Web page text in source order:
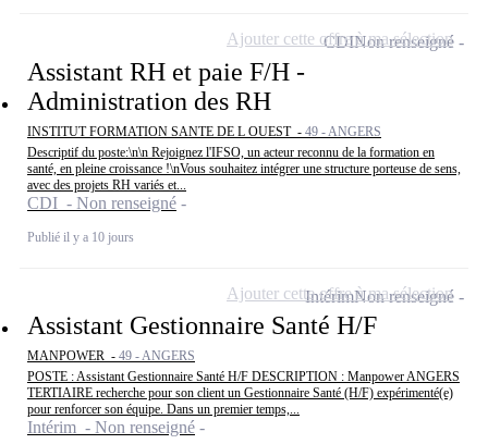
Assistant RH et paie F/H -
Administration des RH
INSTITUT FORMATION SANTE DE L OUEST - 49 - ANGERS
Descriptif du poste:\n\n Rejoignez l'IFSO, un acteur reconnu de la formation en
santé, en pleine croissance !\nVous souhaitez intégrer une structure porteuse de sens,
avec des projets RH variés et...
CDI - Non renseigné
Publié il y a 10 jours
CDINon renseigné
Ajouter cette offre à ma sélection
Assistant Gestionnaire Santé H/F
MANPOWER - 49 - ANGERS
POSTE : Assistant Gestionnaire Santé H/F DESCRIPTION : Manpower ANGERS
TERTIAIRE recherche pour son client un Gestionnaire Santé (H/F) expérimenté(e)
pour renforcer son équipe. Dans un premier temps,...
Intérim - Non renseigné
IntérimNon renseigné
Ajouter cette offre à ma sélection